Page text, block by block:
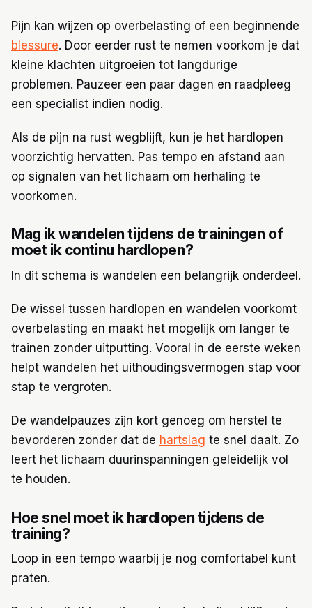
Pijn kan wijzen op overbelasting of een beginnende
blessure. Door eerder rust te nemen voorkom je dat
kleine klachten uitgroeien tot langdurige
problemen. Pauzeer een paar dagen en raadpleeg
een specialist indien nodig.
Als de pijn na rust wegblijft, kun je het hardlopen
voorzichtig hervatten. Pas tempo en afstand aan
op signalen van het lichaam om herhaling te
voorkomen.
Mag ik wandelen tijdens de trainingen of
moet ik continu hardlopen?
In dit schema is wandelen een belangrijk onderdeel.
De wissel tussen hardlopen en wandelen voorkomt
overbelasting en maakt het mogelijk om langer te
trainen zonder uitputting. Vooral in de eerste weken
helpt wandelen het uithoudingsvermogen stap voor
stap te vergroten.
De wandelpauzes zijn kort genoeg om herstel te
bevorderen zonder dat de hartslag te snel daalt. Zo
leert het lichaam duurinspanningen geleidelijk vol
te houden.
Hoe snel moet ik hardlopen tijdens de
training?
Loop in een tempo waarbij je nog comfortabel kunt
praten.